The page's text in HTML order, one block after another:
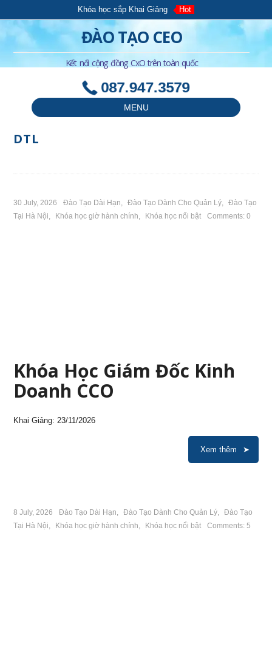
Khóa học sắp Khai Giảng Hot
ĐÀO TẠO CEO
Kết nối cộng đồng CxO trên toàn quốc
087.947.3579
MENU
DTL
30 July, 2026 Đào Tạo Dài Hạn, Đào Tạo Dành Cho Quản Lý,
Đào Tạo
Tại Hà Nội, Khóa học giờ hành chính, Khóa học nổi bật Comments: 0
Khóa Học Giám Đốc Kinh
Doanh CCO
Khai Giảng: 23/11/2026
Xem thêm
8 July, 2026 Đào Tạo Dài Hạn, Đào Tạo Dành Cho Quản Lý,
Đào Tạo
Tại Hà Nội, Khóa học giờ hành chính, Khóa học nổi bật Comments: 5